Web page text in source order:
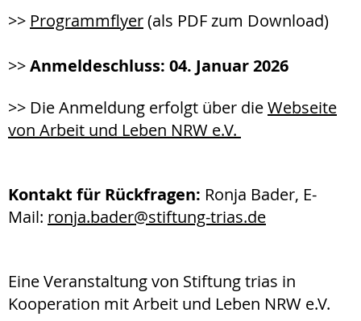
>> Programmflyer(als PDF zum Download)
>>Anmeldeschluss: 04. Januar 2026
>> Die Anmeldung erfolgt über dieWebseite
von Arbeit und Leben NRW e.V.
Kontakt für Rückfragen: Ronja Bader, E-
Mail: ronja.bader@stiftung-trias.de
Eine Veranstaltung von Stiftung trias in
Kooperation mit Arbeit und Leben NRW e.V.